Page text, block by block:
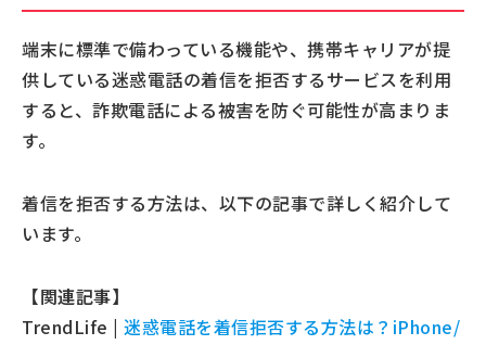
端末に標準で備わっている機能や、携帯キャリアが提
供している迷惑電話の着信を拒否するサービスを利用
すると、詐欺電話による被害を防ぐ可能性が高まりま
す。
着信を拒否する方法は、以下の記事で詳しく紹介して
います。
【関連記事】
TrendLife | 迷惑電話を着信拒否する方法は？iPhone/